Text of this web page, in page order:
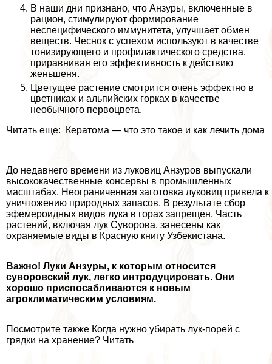
В наши дни признано, что Анзуры, включенные в
рацион, стимулируют формирование
неспецифического иммунитета, улучшает обмен
веществ. Чеснок с успехом используют в качестве
тонизирующего и профилактического средства,
приравнивая его эффективность к действию
женьшеня.
Цветущее растение смотрится очень эффектно в
цветниках и альпийских горках в качестве
необычного первоцвета.
Читать еще: Кератома — что это такое и как лечить дома
До недавнего времени из луковиц Анзуров выпускали
высококачественные консервы в промышленных
масштабах. Неограниченная заготовка луковиц привела к
уничтожению природных запасов. В результате сбор
эфемероидных видов лука в горах запрещен. Часть
растений, включая лук Суворова, занесены как
охраняемые виды в Красную книгу Узбекистана.
Важно! Луки Анзуры, к которым относится
суворовский лук, легко интродуцировать. Они
хорошо приспосабливаются к новым
агроклиматическим условиям.
Посмотрите также Когда нужно убирать лук-порей с
грядки на хранение? Читать